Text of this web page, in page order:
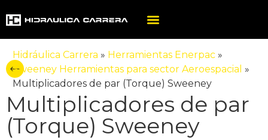
Hidráulica Carrera » Herramientas Enerpac »
Sweeney Herramientas para sector Aeroespacial »
Multiplicadores de par (Torque) Sweeney
Multiplicadores de par
(Torque) Sweeney